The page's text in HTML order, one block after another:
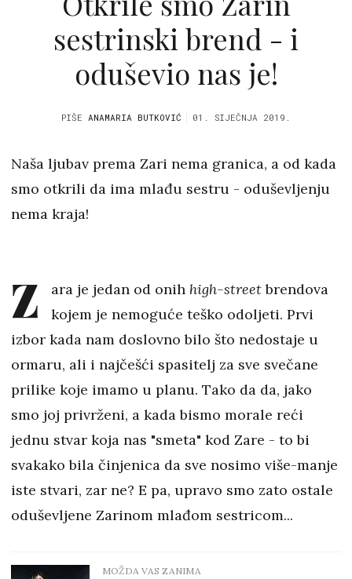
sestrinski brend - i
oduševio nas je!
PIŠE ANAMARIA BUTKOVIĆ 01. SIJEČNJA 2019.
Naša ljubav prema Zari nema granica, a od kada
smo otkrili da ima mlađu sestru - oduševljenju
nema kraja!
Z ara je jedan od onih high-streetbrendova
kojem je nemoguće teško odoljeti. Prvi
izbor kada nam doslovno bilo što nedostaje u
ormaru, ali i najčešći spasitelj za sve svečane
prilike koje imamo u planu. Tako da da, jako
smo joj privrženi, a kada bismo morale reći
jednu stvar koja nas "smeta" kod Zare - to bi
svakako bila činjenica da sve nosimo više-manje
iste stvari, zar ne? E pa, upravo smo zato ostale
oduševljene Zarinom mlađom sestricom...
MOŽDA VAS ZANIMA